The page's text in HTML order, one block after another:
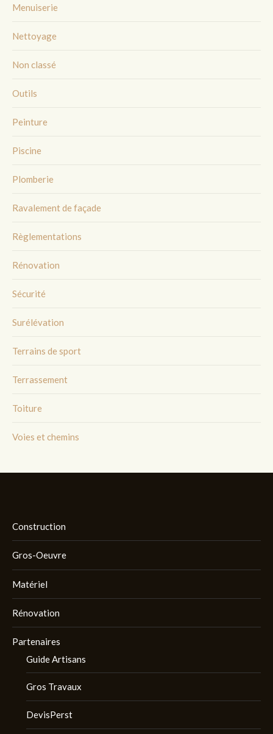
Menuiserie
Nettoyage
Non classé
Outils
Peinture
Piscine
Plomberie
Ravalement de façade
Règlementations
Rénovation
Sécurité
Surélévation
Terrains de sport
Terrassement
Toiture
Voies et chemins
Construction
Gros-Oeuvre
Matériel
Rénovation
Partenaires
Guide Artisans
Gros Travaux
DevisPerst